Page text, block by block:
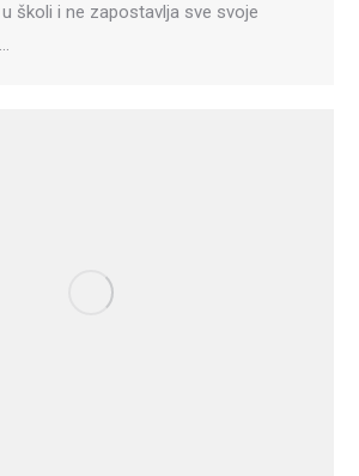
školi i ne zapostavlja sve svoje